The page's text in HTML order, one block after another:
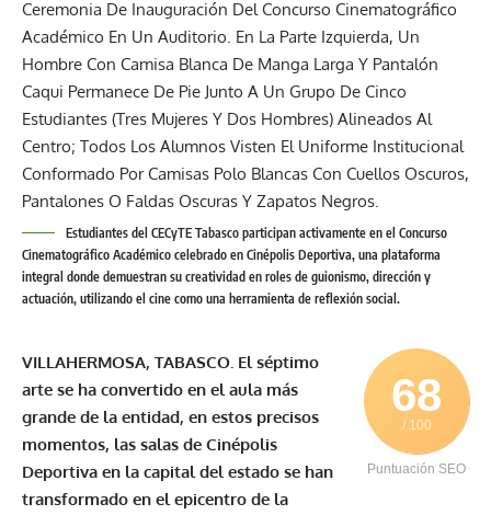
Estudiantes del CECyTE Tabasco participan activamente en el Concurso
Cinematográfico Académico celebrado en Cinépolis Deportiva, una plataforma
integral donde demuestran su creatividad en roles de guionismo, dirección y
actuación, utilizando el cine como una herramienta de reflexión social.
68
/ 100
Puntuación SEO
VILLAHERMOSA, TABASCO. El séptimo
arte se ha convertido en el aula más
grande de la entidad, en estos precisos
momentos, las salas de Cinépolis
Deportiva en la capital del estado se han
transformado en el epicentro de la